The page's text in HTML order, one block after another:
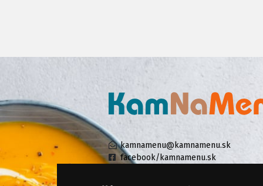
kamnamenu@kamnamenu.sk
facebook/kamnamenu.sk